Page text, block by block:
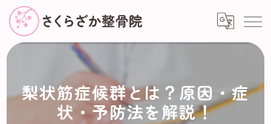
梨状筋症候群とは？原因・症
状・予防法を解説！